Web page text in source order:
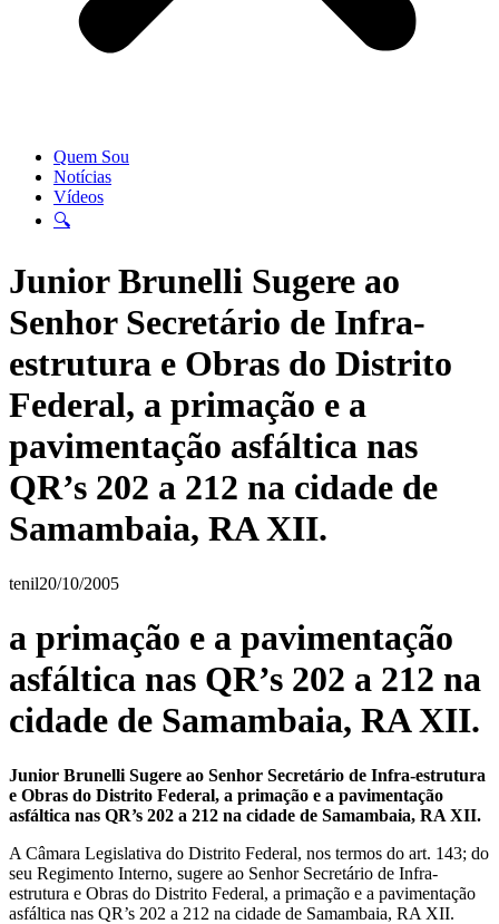
Quem Sou
Notícias
Vídeos
🔍
Junior Brunelli Sugere ao
Senhor Secretário de Infra-
estrutura e Obras do Distrito
Federal, a primação e a
pavimentação asfáltica nas
QR’s 202 a 212 na cidade de
Samambaia, RA XII.
tenil20/10/2005
a primação e a pavimentação
asfáltica nas QR’s 202 a 212 na
cidade de Samambaia, RA XII.
Junior Brunelli Sugere ao Senhor Secretário de Infra-estrutura
e Obras do Distrito Federal, a primação e a pavimentação
asfáltica nas QR’s 202 a 212 na cidade de Samambaia, RA XII.
A Câmara Legislativa do Distrito Federal, nos termos do art. 143; do
seu Regimento Interno, sugere ao Senhor Secretário de Infra-
estrutura e Obras do Distrito Federal, a primação e a pavimentação
asfáltica nas QR’s 202 a 212 na cidade de Samambaia, RA XII.